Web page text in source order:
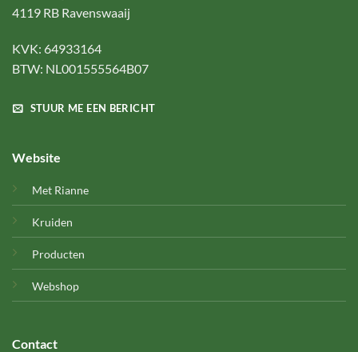
4119 RB Ravenswaaij
KVK: 64933164
BTW: NL001555564B07
STUUR ME EEN BERICHT
Website
Met Rianne
Kruiden
Producten
Webshop
Contact